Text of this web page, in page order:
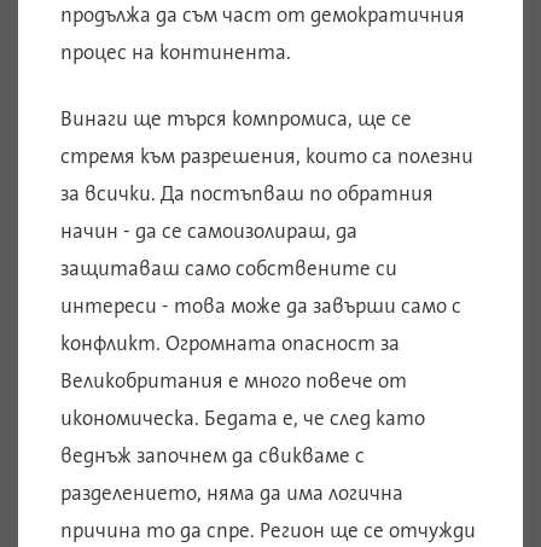
продължа да съм част от демократичния
процес на континента.
Винаги ще търся компромиса, ще се
стремя към разрешения, които са полезни
за всички. Да постъпваш по обратния
начин - да се самоизолираш, да
защитаваш само собствените си
интереси - това може да завърши само с
конфликт. Огромната опасност за
Великобритания е много повече от
икономическа. Бедата е, че след като
веднъж започнем да свикваме с
разделението, няма да има логична
причина то да спре. Регион ще се отчужди